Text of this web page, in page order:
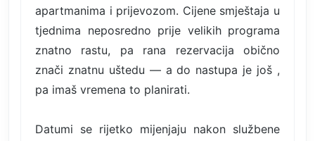
apartmanima i prijevozom. Cijene smještaja u
tjednima neposredno prije velikih programa
znatno rastu, pa rana rezervacija obično
znači znatnu uštedu — a do nastupa je još ,
pa imaš vremena to planirati.
Datumi se rijetko mijenjaju nakon službene